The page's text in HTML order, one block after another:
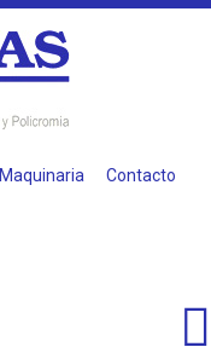
Maquinaria Contacto